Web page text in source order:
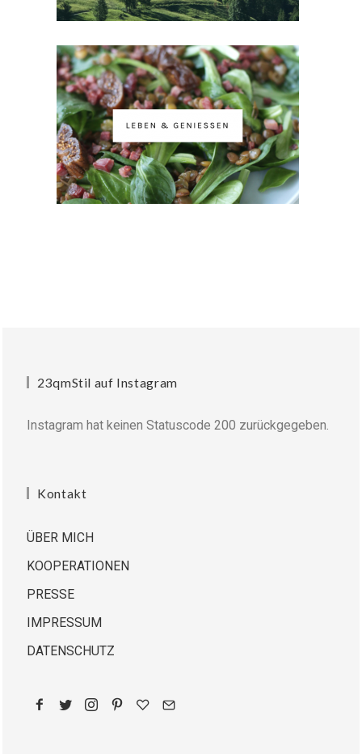
23qmStil auf Instagram
Instagram hat keinen Statuscode 200 zurückgegeben.
Kontakt
ÜBER MICH
KOOPERATIONEN
PRESSE
IMPRESSUM
DATENSCHUTZ